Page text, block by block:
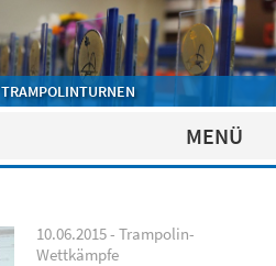
TRAMPOLINTURNEN
MENÜ
10.06.2015 - Trampolin-
Wettkämpfe